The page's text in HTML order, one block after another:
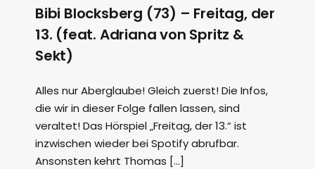
Bibi Blocksberg (73) – Freitag, der
13. (feat. Adriana von Spritz &
Sekt)
Alles nur Aberglaube! Gleich zuerst! Die Infos,
die wir in dieser Folge fallen lassen, sind
veraltet! Das Hörspiel „Freitag, der 13.“ ist
inzwischen wieder bei Spotify abrufbar.
Ansonsten kehrt Thomas […]